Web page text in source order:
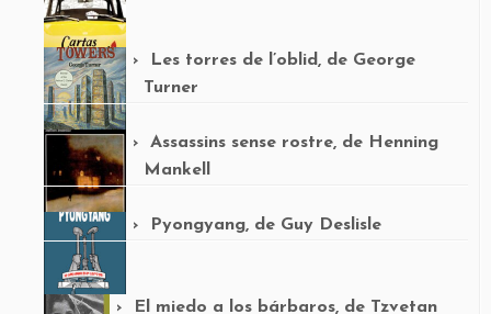
Les torres de l’oblid, de George
Turner
Assassins sense rostre, de Henning
Mankell
Pyongyang, de Guy Deslisle
El miedo a los bárbaros, de Tzvetan